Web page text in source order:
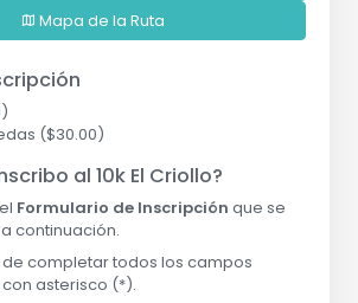
Mapa de la Ruta
($30.00)
al 10k El Criollo?
Formulario de Inscripción que se
continuación.
completar todos los campos
asterisco (*).